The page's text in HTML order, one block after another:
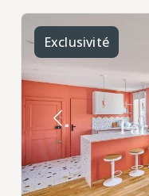
Exclusivité